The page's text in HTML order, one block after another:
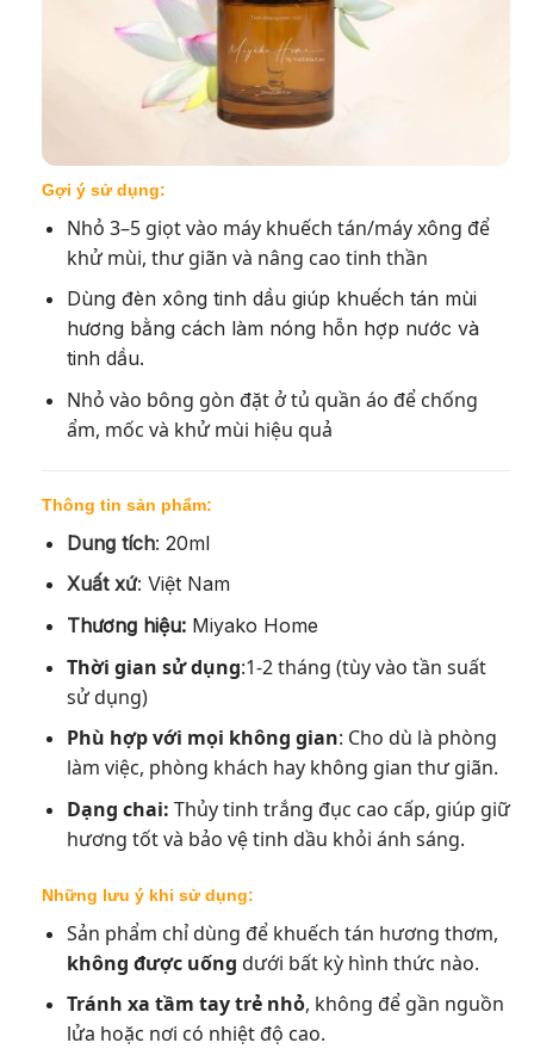
Gợi ý sử dụng:
Nhỏ 3–5 giọt vào máy khuếch tán/máy xông để
khử mùi, thư giãn và nâng cao tinh thần
Dùng đèn xông tinh dầu giúp khuếch tán mùi
hương bằng cách làm nóng hỗn hợp nước và
tinh dầu.
Nhỏ vào bông gòn đặt ở tủ quần áo để chống
ẩm, mốc và khử mùi hiệu quả
Thông tin sản phẩm:
Dung tích: 20ml
Xuất xứ: Việt Nam
Thương hiệu:Miyako Home
Thời gian sử dụng:1-2 tháng (tùy vào tần suất
sử dụng)
Phù hợp với mọi không gian: Cho dù là phòng
làm việc, phòng khách hay không gian thư giãn.
Dạng chai: Thủy tinh trắng đục cao cấp, giúp giữ
hương tốt và bảo vệ tinh dầu khỏi ánh sáng.
Những lưu ý khi sử dụng:
Sản phẩm chỉ dùng để khuếch tán hương thơm,
không được uống dưới bất kỳ hình thức nào.
Tránh xa tầm tay trẻ nhỏ, không để gần nguồn
lửa hoặc nơi có nhiệt độ cao.